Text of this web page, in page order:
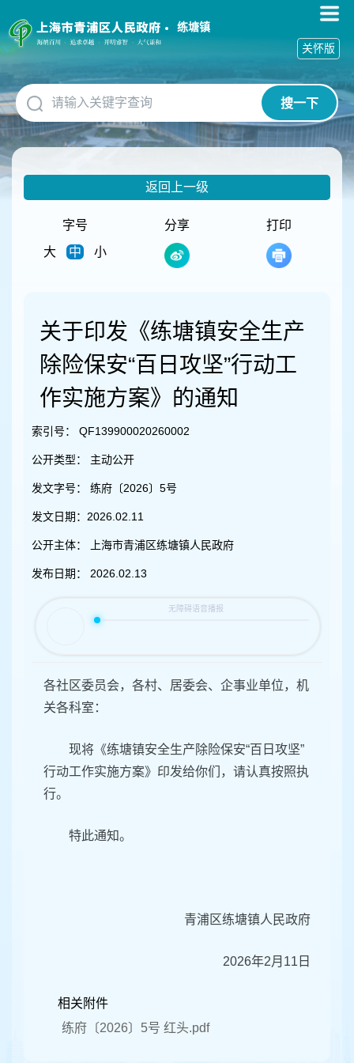
障
碍
作
说
明
跳
到
网
练塘镇
搜一下
关怀版
返回上一级
字号
大
中 小
分享 打印
关于印发《练塘镇安全生产
除险保安“百日攻坚”行动工
作实施方案》的通知
索引号： QF139900020260002
公开类型： 主动公开
发文字号： 练府〔2026〕5号
发文日期： 2026.02.11
公开主体： 上海市青浦区练塘镇人民政府
发布日期： 2026.02.13
各社区委员会，各村、居委会、企事业单位，机
关各科室：
现将《练塘镇安全生产除险保安“百日攻坚”
行动工作实施方案》印发给你们，请认真按照执
行。
特此通知。
青浦区练塘镇人民政府
2026年2月11日
相关附件
练府〔2026〕5号 红头.pdf